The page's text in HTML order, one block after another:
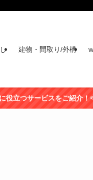
建物・間取り/外構
役立つサービスをご紹介